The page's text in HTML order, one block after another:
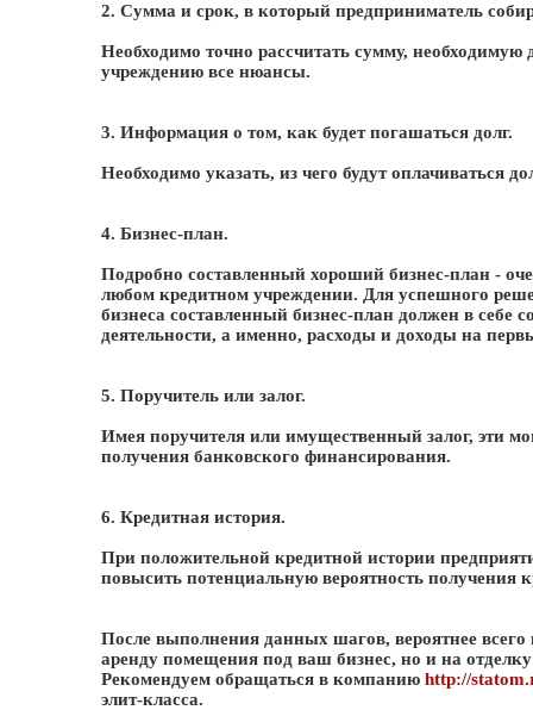
2. Сумма и срок, в который предприниматель
Необходимо точно рассчитать сумму, необходимую
учреждению все нюансы.
3. Информация о том, как будет погашаться долг.
Необходимо указать, из чего будут оплачиваться
4. Бизнес-план.
Подробно составленный хороший бизнес-план -
любом кредитном учреждении. Для успешного
бизнеса составленный бизнес-план должен в
деятельности, а именно, расходы и доходы на
5. Поручитель или залог.
Имея поручителя или имущественный залог, эти
получения банковского финансирования.
6. Кредитная история.
При положительной кредитной истории
повысить потенциальную вероятность получения
После выполнения данных шагов, вероятнее всего
аренду помещения под ваш бизнес, но и на
Рекомендуем обращаться в компанию http://
элит-класса.